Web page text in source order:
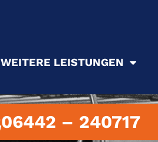
WEITERE LEISTUNGEN
06442 – 240717